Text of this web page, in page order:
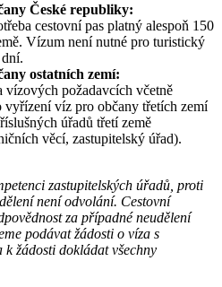
České republiky:
cestovní pas platný alespoň 150
Vízum není nutné pro turistický
ostatních zemí:
vízových požadavcích včetně
víz pro občany třetích zemí
úřadů třetí země
věcí, zastupitelský úřad).
zastupitelských úřadů, proti
není odvolání. Cestovní
za případné neudělení
podávat žádosti o víza s
k žádosti dokládat všechny